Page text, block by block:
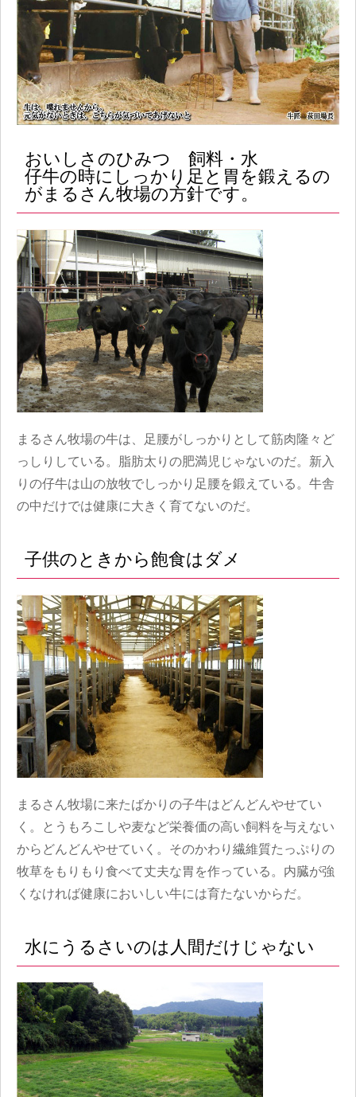
おいしさのひみつ 飼料・水
仔牛の時にしっかり足と胃を鍛えるの
がまるさん牧場の方針です。
まるさん牧場の牛は、足腰がしっかりとして筋肉隆々ど
っしりしている。脂肪太りの肥満児じゃないのだ。新入
りの仔牛は山の放牧でしっかり足腰を鍛えている。牛舎
の中だけでは健康に大きく育てないのだ。
子供のときから飽食はダメ
まるさん牧場に来たばかりの子牛はどんどんやせてい
く。とうもろこしや麦など栄養価の高い飼料を与えない
からどんどんやせていく。そのかわり繊維質たっぷりの
牧草をもりもり食べて丈夫な胃を作っている。内臓が強
くなければ健康においしい牛には育たないからだ。
水にうるさいのは人間だけじゃない